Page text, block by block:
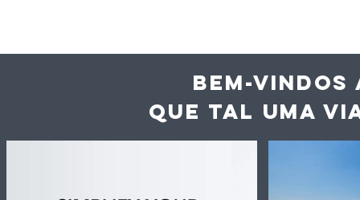
BEM-VINDOS
QUE TAL UMA